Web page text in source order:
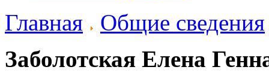
Главная
Общие сведения
Заболотская Елена